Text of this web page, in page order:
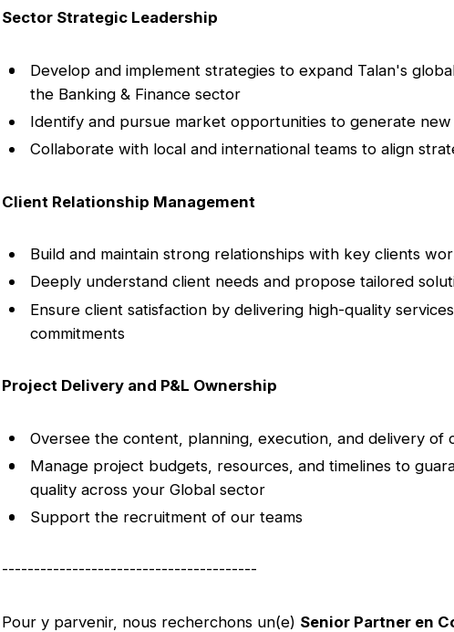
Sector Strategic Leadership
Develop and implement strategies to expand Talan's
the Banking & Finance sector
Identify and pursue market opportunities to generate
Collaborate with local and international teams to align
Client Relationship Management
Build and maintain strong relationships with key clients
Deeply understand client needs and propose tailored
Ensure client satisfaction by delivering high-quality
commitments
Project Delivery and P&L Ownership
Oversee the content, planning, execution, and delivery of
Manage project budgets, resources, and timelines to
quality across your Global sector
Support the recruitment of our teams
----------------------------------------
Pour y parvenir, nous recherchons un(e) Senior Partner en